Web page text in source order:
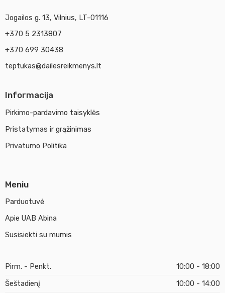
Jogailos g. 13, Vilnius, LT-01116
+370 5 2313807
+370 699 30438
teptukas@dailesreikmenys.lt
Informacija
Pirkimo-pardavimo taisyklės
Pristatymas ir grąžinimas
Privatumo Politika
Meniu
Parduotuvė
Apie UAB Abina
Susisiekti su mumis
Pirm. - Penkt.
10:00 - 18:00
Šeštadienį
10:00 - 14:00